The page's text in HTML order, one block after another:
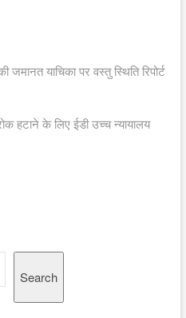
याचिका पर वस्तु स्थिति रिपोर्ट
हटाने के लिए ईडी उच्च न्यायालय
Search